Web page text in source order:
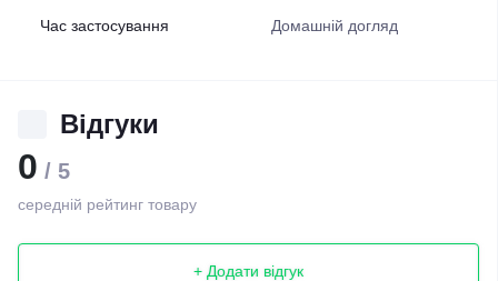
Час застосування Домашній догляд
Відгуки
0 / 5
середній рейтинг товару
+ Додати відгук